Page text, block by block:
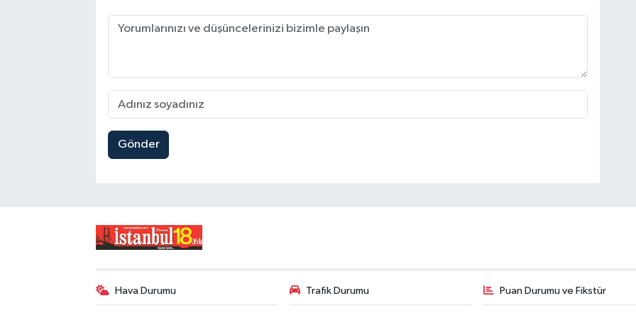
Gönder
Hava Durumu Trafik Durumu Puan Durumu ve Fikstür